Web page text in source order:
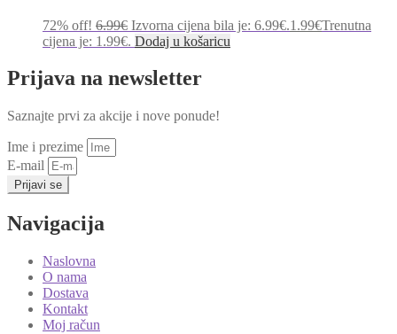
72% off! 6.99€ Izvorna cijena bila je: 6.99€.1.99€Trenutna
cijena je: 1.99€. Dodaj u košaricu
Prijava na newsletter
Saznajte prvi za akcije i nove ponude!
Ime i prezime
E-mail
Prijavi se
Navigacija
Naslovna
O nama
Dostava
Kontakt
Moj račun